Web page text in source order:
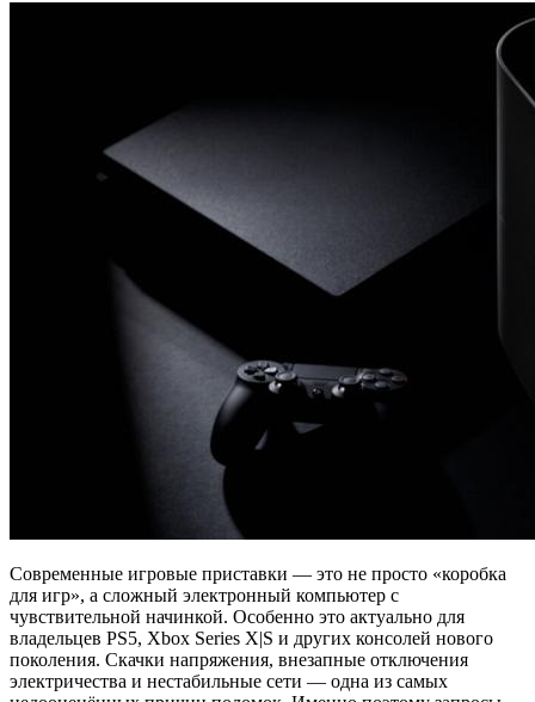
Современные игровые приставки — это не просто «коробка
для игр», а сложный электронный компьютер с
чувствительной начинкой. Особенно это актуально для
владельцев PS5, Xbox Series X|S и других консолей нового
поколения. Скачки напряжения, внезапные отключения
электричества и нестабильные сети — одна из самых